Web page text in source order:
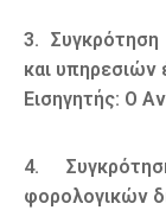
3.
και υπηρεσιών
Εισηγητής: Ο
4.
φορολογικών